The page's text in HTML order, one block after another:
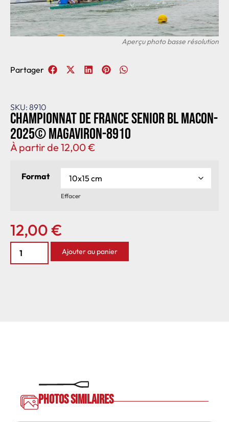
SKU: 8910
Championnat de France senior BL Macon-
2025© MagAviron-8910
À partir de 12,00€
Format
Effacer
12,00€
Ajouter au panier
Partager
Photos similaires